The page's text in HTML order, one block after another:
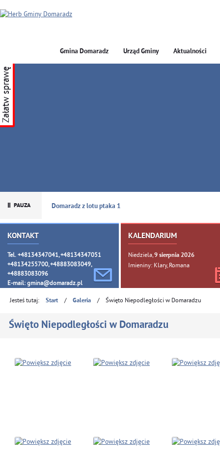
GMINA DOMARADZ
Gmina Domaradz Urząd Gminy Aktualności
Domaradz z lotu ptaka 1
KONTAKT
Tel. +48134347041, +48134347051
+48134255700, +48883083049,
+48883083096
E-mail: gmina@domaradz.pl
KALENDARIUM
Niedziela, 9sierpnia 2026
Imieniny: Klary, Romana
Załatw sprawę
Jesteś tutaj: Start / Galeria / Święto Niepodległości w Domaradzu
Święto Niepodległości w Domaradzu